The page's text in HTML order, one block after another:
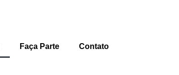
Faça Parte Contato